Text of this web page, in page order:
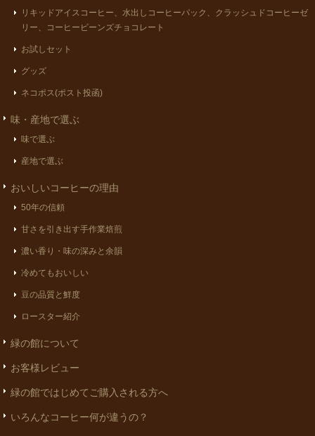
リキッドアイスコーヒー、水出しコーヒーパック、クラッシュドコーヒーゼ
リー、コーヒービーンズチョコレート
お試しセット
グッズ
ネコポス(ポスト投函)
味・産地で選ぶ
味で選ぶ
産地で選ぶ
おいしいコーヒーの理由
50年の信頼
甘さを引き出す手作業焙煎
濃い香り・味の深みと余韻
冷めてもおいしい
豆の品質と鮮度
ロースター紹介
緑の館について
お客様レビュー
緑の館ではじめてご購入される方へ
いろんなコーヒー何が違うの？